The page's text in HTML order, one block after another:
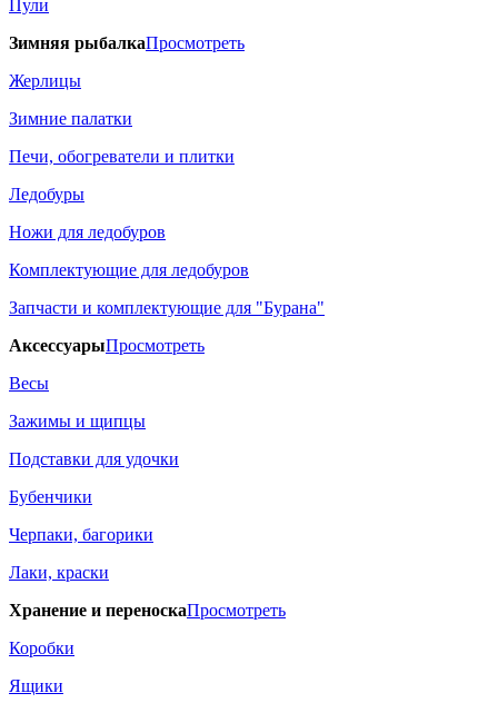
Пули
Зимняя рыбалкаПросмотреть
Жерлицы
Зимние палатки
Печи, обогреватели и плитки
Ледобуры
Ножи для ледобуров
Комплектующие для ледобуров
Запчасти и комплектующие для "Бурана"
АксессуарыПросмотреть
Весы
Зажимы и щипцы
Подставки для удочки
Бубенчики
Черпаки, багорики
Лаки, краски
Хранение и переноскаПросмотреть
Коробки
Ящики